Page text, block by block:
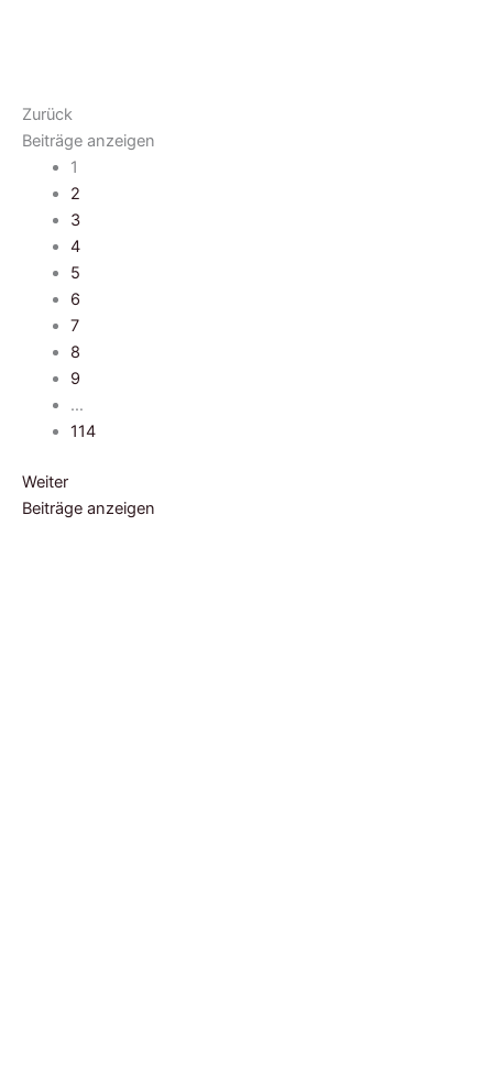
Zurück
Beiträge anzeigen
1
2
3
4
5
6
7
8
9
…
114
Weiter
Beiträge anzeigen